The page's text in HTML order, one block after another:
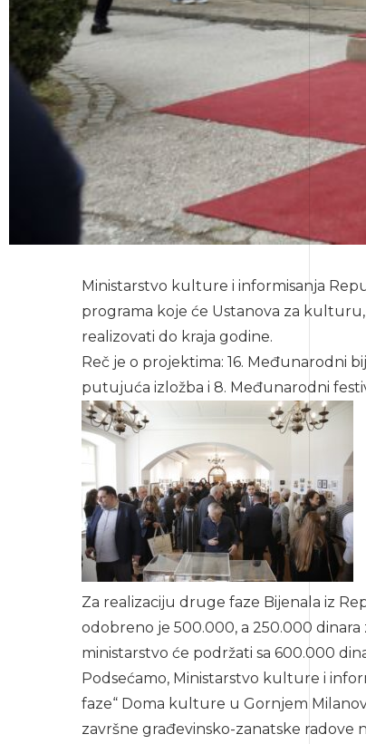
Ministarstvo kulture i informisanja
programa koje će Ustanova za
realizovati do kraja godine.
Reč je o projektima: 16. Međunarodni
putujuća izložba i 8. Međunarodni
Za realizaciju druge faze Bijenala iz
odobreno je 500.000, a 250.000
ministarstvo će podržati sa 600.000
Podsećamo, Ministarstvo kulture i
faze“ Doma kulture u Gornjem
završne građevinsko-zanatske radove